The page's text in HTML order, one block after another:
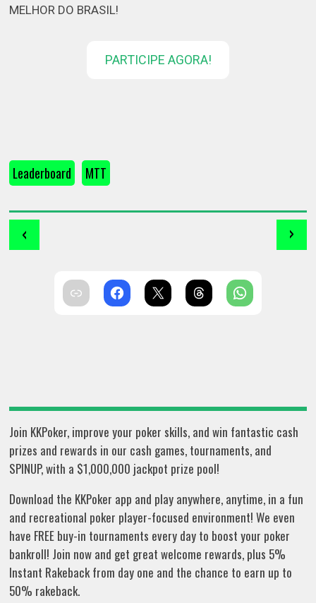
MELHOR DO BRASIL!
PARTICIPE AGORA!
Leaderboard MTT
‹ ›
Join KKPoker, improve your poker skills, and win fantastic cash
prizes and rewards in our cash games, tournaments, and
SPINUP, with a $1,000,000 jackpot prize pool!
Download the KKPoker app and play anywhere, anytime, in a fun
and recreational poker player-focused environment! We even
have FREE buy-in tournaments every day to boost your poker
bankroll! Join now and get great welcome rewards, plus 5%
Instant Rakeback from day one and the chance to earn up to
50% rakeback.